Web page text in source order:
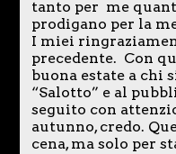
tanto per me
prodigano per la
I miei
precedente. Con
buona estate a chi
“Salotto” e al
seguito con
autunno, credo.
cena, ma solo per